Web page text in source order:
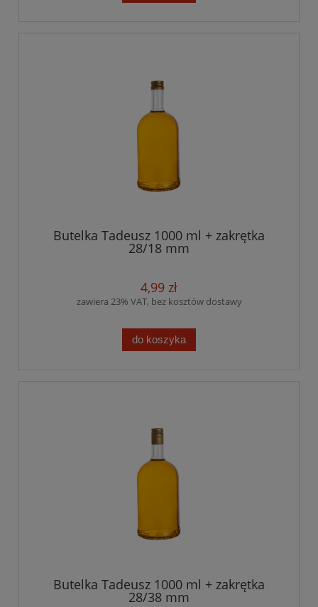
Butelka Tadeusz 1000 ml + zakrętka
28/18 mm
4,99 zł
zawiera 23% VAT, bez kosztów dostawy
do koszyka
Butelka Tadeusz 1000 ml + zakrętka
28/38 mm